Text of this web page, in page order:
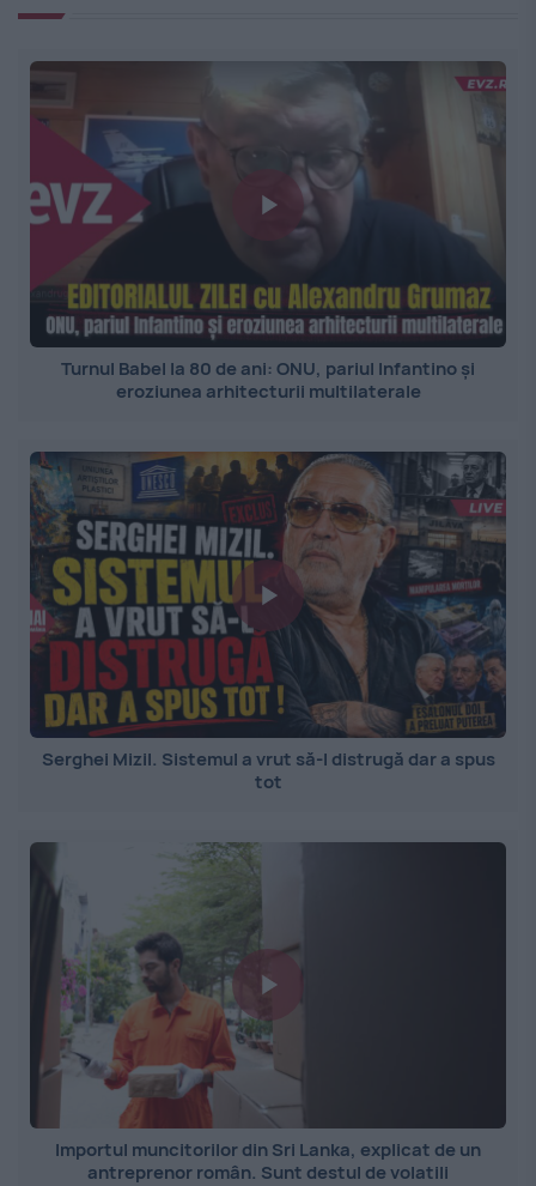
Turnul Babel la 80 de ani: ONU, pariul Infantino și
eroziunea arhitecturii multilaterale
Serghei Mizil. Sistemul a vrut să-l distrugă dar a spus
tot
Importul muncitorilor din Sri Lanka, explicat de un
antreprenor român. Sunt destul de volatili